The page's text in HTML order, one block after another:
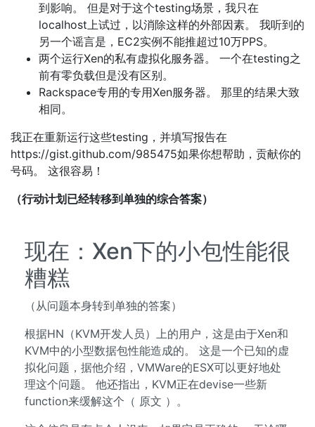
到影响。 但是对于这个testing场景，我只在
localhost上试过，以消除这样的外部因素。 我听到的
另一个谣言是，EC2实例不能推超过10万PPS。
两个运行Xen的私有虚拟化服务器。 一个在testing之
前有零负载但是没有区别。
Rackspace专用的专用Xen服务器。 那里的结果大致
相同。
我正在重新运行这些testing，并填写报告在
https://gist.github.com/985475如果你想帮助，贡献你的
号码。 这很容易！
（行动计划已经转移到单独的综合答案）
现在：Xen下的小包性能很
糟糕
（从问题本身转到单独的答案）
根据HN（KVM开发人员）上的用户，这是由于Xen和
KVM中的小型数据包性能造成的。 这是一个已知的虚
拟化问题，据他介绍，VMWare的ESX可以更好地处
理这个问题。 他还指出，KVM正在devise一些新
function来缓解这个（ 原文 ）。